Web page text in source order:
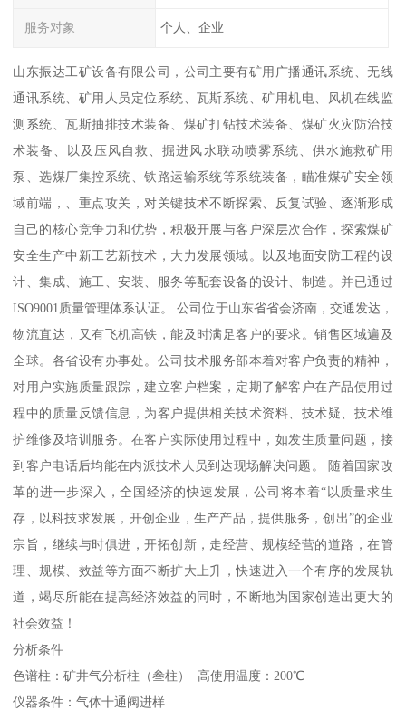
服务对象 个人、企业
山东振达工矿设备有限公司，公司主要有矿用广播通讯系统、无线
通讯系统、矿用人员定位系统、瓦斯系统、矿用机电、风机在线监
测系统、瓦斯抽排技术装备、煤矿打钻技术装备、煤矿火灾防治技
术装备、以及压风自救、掘进风水联动喷雾系统、供水施救矿用
泵、选煤厂集控系统、铁路运输系统等系统装备，瞄准煤矿安全领
域前端，、重点攻关，对关键技术不断探索、反复试验、逐渐形成
自己的核心竞争力和优势，积极开展与客户深层次合作，探索煤矿
安全生产中新工艺新技术，大力发展领域。以及地面安防工程的设
计、集成、施工、安装、服务等配套设备的设计、制造。并已通过
ISO9001质量管理体系认证。 公司位于山东省省会济南，交通发达，
物流直达，又有飞机高铁，能及时满足客户的要求。销售区域遍及
全球。各省设有办事处。公司技术服务部本着对客户负责的精神，
对用户实施质量跟踪，建立客户档案，定期了解客户在产品使用过
程中的质量反馈信息，为客户提供相关技术资料、技术疑、技术维
护维修及培训服务。在客户实际使用过程中，如发生质量问题，接
到客户电话后均能在内派技术人员到达现场解决问题。 随着国家改
革的进一步深入，全国经济的快速发展，公司将本着“以质量求生
存，以科技求发展，开创企业，生产产品，提供服务，创出”的企业
宗旨，继续与时俱进，开拓创新，走经营、规模经营的道路，在管
理、规模、效益等方面不断扩大上升，快速进入一个有序的发展轨
道，竭尽所能在提高经济效益的同时，不断地为国家创造出更大的
社会效益！
分析条件
色谱柱：矿井气分析柱（叁柱） 高使用温度：200℃
仪器条件：气体十通阀进样